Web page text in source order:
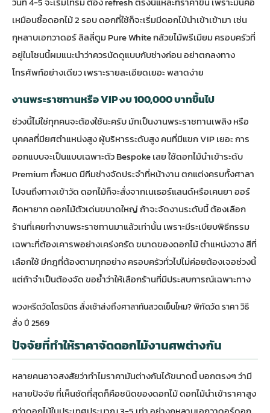
เหมือนซื้อดอกไม้ 2 รอบ ดอกที่ใช้ก็จะเริ่มมีดอกไม้นำเข้าเข้ามา เช่น
กุหลาบเอกวาดอร์ ลิลลี่ตูม Pure White กล้วยไม้พรีเมียม ครอบครัวที่
อยู่ในโซนนี้ผมแนะนำว่าควรนัดดูแบบกับช่างก่อน อย่าตกลงทาง
โทรศัพท์อย่างเดียว เพราะรายละเอียดเยอะ พลาดง่าย
งานพระราชทานหรือ VIP งบ 100,000 บาทขึ้นไป
ช่วงนี้ไม่ใช่ทุกคนจะต้องใช้นะครับ มักเป็นงานพระราชทานเพลิง หรือ
บุคคลที่มียศตำแหน่งสูง ผู้บริหารระดับสูง คนที่มีแขก VIP เยอะ การ
ออกแบบจะเป็นแบบเฉพาะตัว Bespoke เลย ใช้ดอกไม้นำเข้าระดับ
Premium ทั้งหมด มีทีมช่างจัดประจำที่หน้างาน ตกแต่งครบทั้งศาลา
ไปจนถึงทางเข้าวัด ดอกไม้ก็จะสั่งจากเนเธอร์แลนด์หรือเคนยา ออร์
คิดหายาก ดอกไม้ตัวเด่นขนาดใหญ่ ถ้าจะจัดงานระดับนี้ ต้องเลือก
ร้านที่เคยทำงานพระราชทานมาแล้วเท่านั้น เพราะมีระเบียบพิธีกรรม
เฉพาะที่ต้องเคารพอย่างเคร่งครัด ขนาดของดอกไม้ ตำแหน่งวาง สีที่
เลือกใช้ มีกฎที่ต้องตามทุกอย่าง ครอบครัวทั่วไปไม่ค่อยต้องเจอช่วงนี้
แต่ถ้าจำเป็นต้องจัด ขอย้ำว่าให้เลือกร้านที่มีประสบการณ์เฉพาะทาง
พวงหรีดวัดไตรมิตร สั่งเช้าส่งถึงศาลาทันสวดเย็นไหม? พิกัดวัด ราคา วิธี
สั่ง ปี 2569
ปัจจัยที่ทำให้ราคาจัดดอกไม้งานศพต่างกัน
หลายคนอาจสงสัยว่าทำไมราคามันต่างกันได้ขนาดนี้ บอกตรงๆ ว่ามี
หลายปัจจัย ที่เห็นชัดที่สุดก็คือชนิดของดอกไม้ ดอกไม้นำเข้าราคาสูง